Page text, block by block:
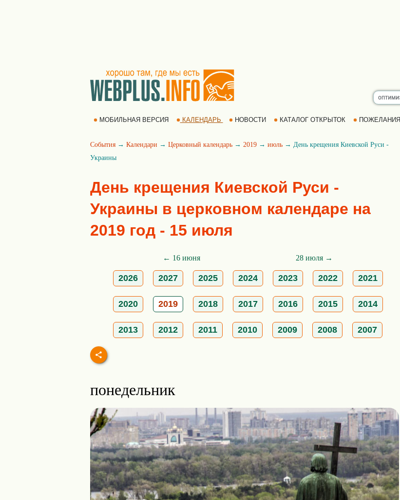
МОБИЛЬНАЯ ВЕРСИЯ КАЛЕНДАРЬ НОВОСТИ КАТАЛОГ ОТКРЫТОК ПОЖЕЛАНИЯ
События → Календари → Церковный календарь → 2019 → июль → День крещения Киевской Руси -
Украины
День крещения Киевской Руси -
Украины в церковном календаре на
2019 год - 15 июля
← 16 июня 28 июля →
2026 2027 2025 2024 2023 2022 2021
2020 2019 2018 2017 2016 2015 2014
2013 2012 2011 2010 2009 2008 2007
понедельник